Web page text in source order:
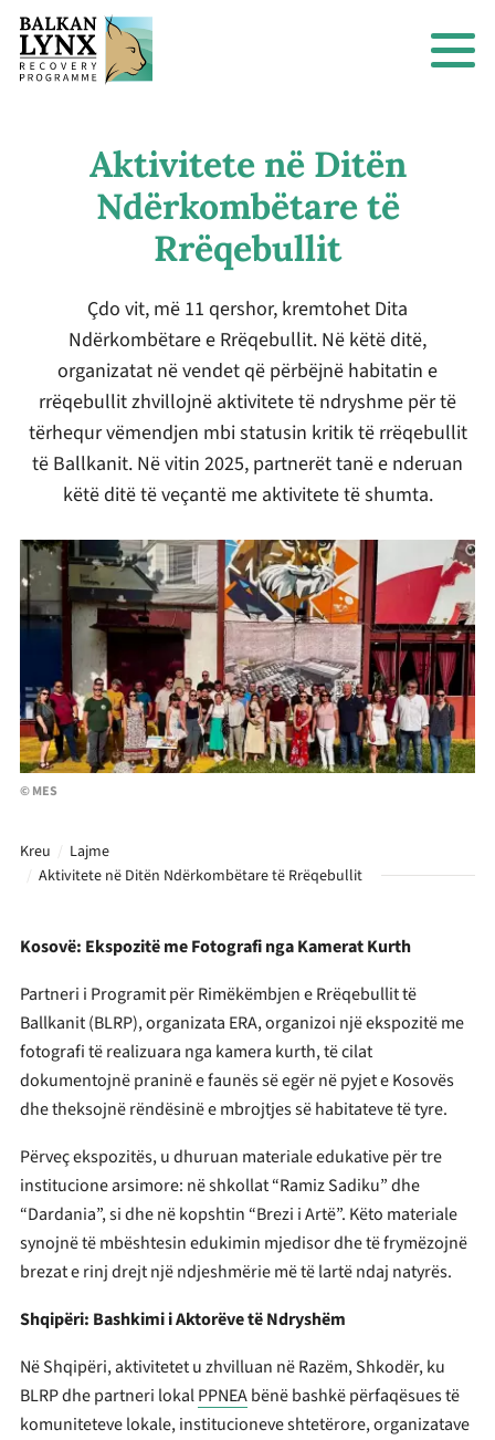
Kreu
Lajme
Aktivitete në Ditën Ndërkombëtare të Rrëqebullit
Aktivitete në Ditën
Ndërkombëtare të
Rrëqebullit
Çdo vit, më 11 qershor, kremtohet Dita
Ndërkombëtare e Rrëqebullit. Në këtë ditë,
organizatat në vendet që përbëjnë habitatin e
rrëqebullit zhvillojnë aktivitete të ndryshme për të
tërhequr vëmendjen mbi statusin kritik të rrëqebullit
të Ballkanit. Në vitin 2025, partnerët tanë e nderuan
këtë ditë të veçantë me aktivitete të shumta.
© MES
Kosovë: Ekspozitë me Fotografi nga Kamerat Kurth
Partneri i Programit për Rimëkëmbjen e Rrëqebullit të
Ballkanit (BLRP), organizata ERA, organizoi një ekspozitë me
fotografi të realizuara nga kamera kurth, të cilat
dokumentojnë praninë e faunës së egër në pyjet e Kosovës
dhe theksojnë rëndësinë e mbrojtjes së habitateve të tyre.
Përveç ekspozitës, u dhuruan materiale edukative për tre
institucione arsimore: në shkollat “Ramiz Sadiku” dhe
“Dardania”, si dhe në kopshtin “Brezi i Artë”. Këto materiale
synojnë të mbështesin edukimin mjedisor dhe të frymëzojnë
brezat e rinj drejt një ndjeshmërie më të lartë ndaj natyrës.
Shqipëri: Bashkimi i Aktorëve të Ndryshëm
Në Shqipëri, aktivitetet u zhvilluan në Razëm, Shkodër, ku
BLRP dhe partneri lokalPPNEAbënë bashkë përfaqësues të
komuniteteve lokale, institucioneve shtetërore, organizatave